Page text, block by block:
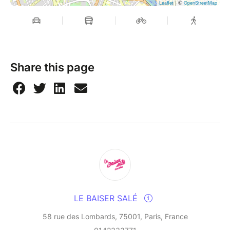
come together to form the exceptional quintet,
Quint’Up. This group boldly fuses jazz, Caribbean
rhythms, and Hard Bop, driven by electrifying energy
grooves," exclaims Alex Duthil from Open Jazz on
and elevates musical heritage," confirms Joe Farmer
Quint’Up brings together internationally renowned
talents: Arnaud Dolmen, a Guadeloupean drummer
who has won the “Victoires du Jazz” and is ranked
among the best drummers of the year by Jazz
Leaflet| ©OpenStreetMap
Share this page
LE BAISER SALÉ
58 rue des Lombards, 75001, Paris, France